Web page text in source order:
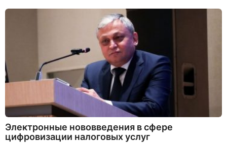
Электронные нововведения в сфере
цифровизации налоговых услуг